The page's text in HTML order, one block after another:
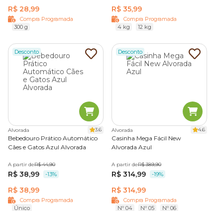
R$ 28,99
Compra Programada
300 g
R$ 35,99
Compra Programada
4 kg
12 kg
Desconto
Alvorada 3.6
Bebedouro Prático Automático
Cães e Gatos Azul Alvorada
A partir deR$ 44,90
R$ 38,99 -13%
R$ 38,99
Compra Programada
Único
Desconto
Alvorada 4.6
Casinha Mega Fácil New
Alvorada Azul
A partir deR$ 389,90
R$ 314,99 -19%
R$ 314,99
Compra Programada
Nº 04
Nº 05 Nº 06